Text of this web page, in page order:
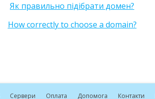
Як правильно підібрати домен?
How correctly to choose a domain?
Сервери Оплата Допомога Контакти